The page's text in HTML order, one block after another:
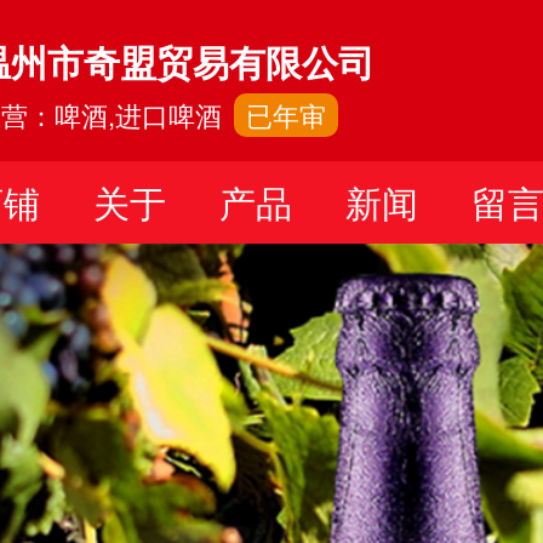
州市奇盟贸易有限公司
：啤酒,进口啤酒 已年审
关于 产品 新闻 留言